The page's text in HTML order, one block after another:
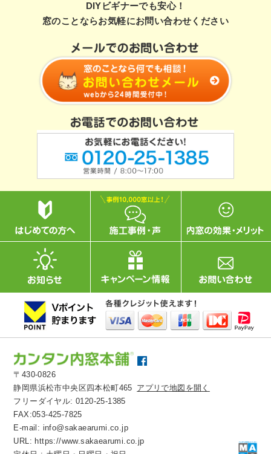
DIYビギナーでも安心！
窓のことならお気軽にお問い合わせください
〒430-0826
静岡県浜松市中央区四本松町465 アプリで地図を開く
フリーダイヤル:0120-25-1385
FAX:053-425-7825
E-mail: info@sakaearumi.co.jp
URL: https://www.sakaearumi.co.jp